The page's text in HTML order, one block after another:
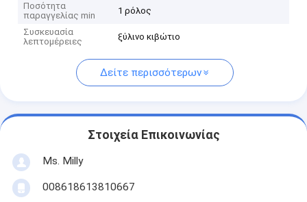
Ποσότητα
παραγγελίας min
1 ρόλος
Συσκευασία
λεπτομέρειες
ξύλινο κιβώτιο
Δείτε περισσότερων
Στοιχεία Επικοινωνίας
Ms. Milly
008618613810667